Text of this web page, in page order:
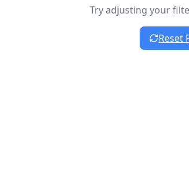
Try adjusting your
Reset